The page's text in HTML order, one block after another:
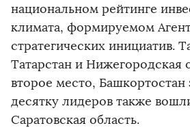
национальном рейтинге
климата, формируемом
стратегических инициатив.
Татарстан и Нижегородская
второе место, Башкортостан
десятку лидеров также
Саратовская область.